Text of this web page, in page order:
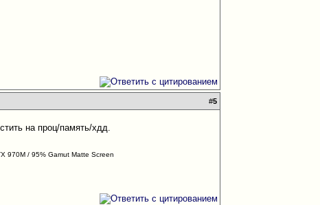
#5
на проц/память/хдд.
970M / 95% Gamut Matte Screen